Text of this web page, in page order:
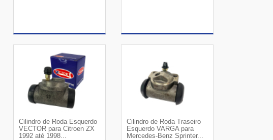
Cilindro de Roda Esquerdo
VECTOR para Citroen ZX
1992 até 1998...
Cilindro de Roda Traseiro
Esquerdo VARGA para
Mercedes-Benz Sprinter...